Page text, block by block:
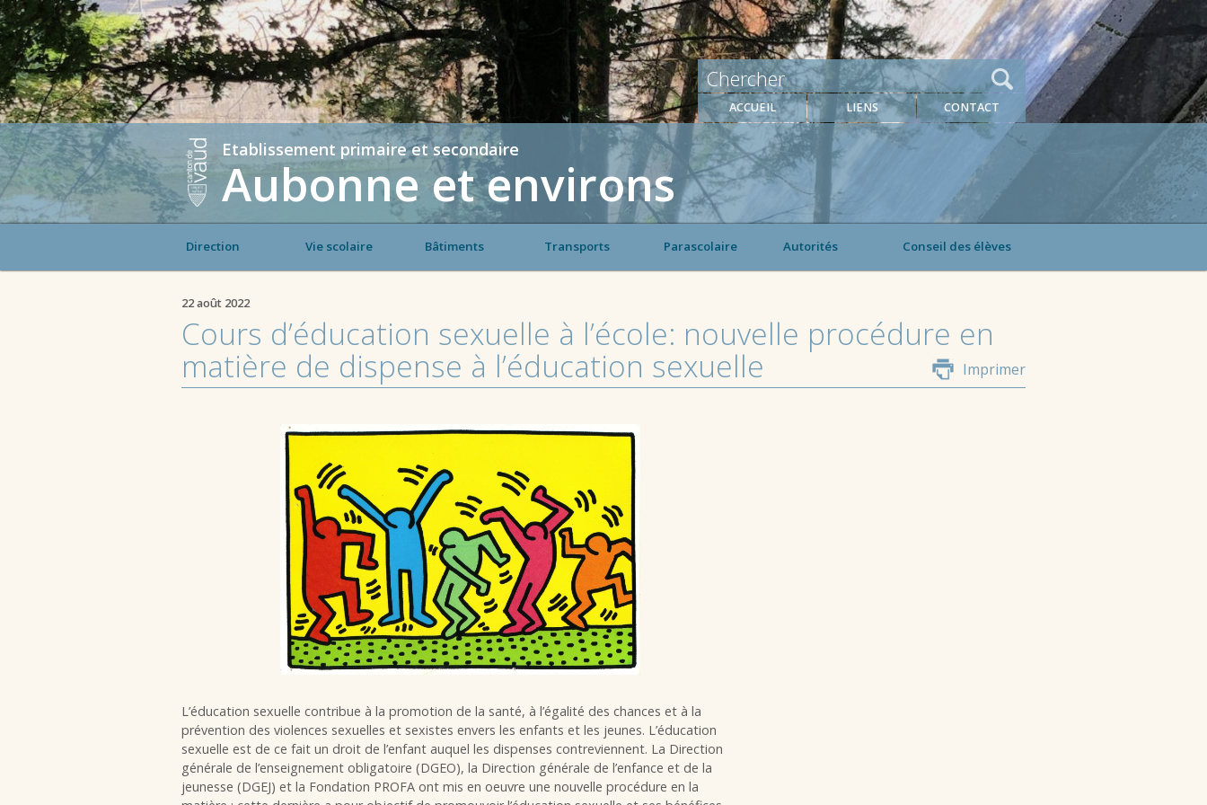
ACCUEIL LIENS CONTACT
Etablissement primaire et secondaire
Aubonne et environs
Direction Vie scolaire Bâtiments Transports Parascolaire Autorités Conseil des élèves
22 août 2022
Cours d’éducation sexuelle à l’école: nouvelle procédure en
matière de dispense à l’éducation sexuelle
Imprimer
L’éducation sexuelle contribue à la promotion de la santé, à l’égalité des chances et à la
prévention des violences sexuelles et sexistes envers les enfants et les jeunes. L’éducation
sexuelle est de ce fait un droit de l’enfant auquel les dispenses contreviennent. La Direction
générale de l’enseignement obligatoire (DGEO), la Direction générale de l’enfance et de la
jeunesse (DGEJ) et la Fondation PROFA ont mis en oeuvre une nouvelle procédure en la